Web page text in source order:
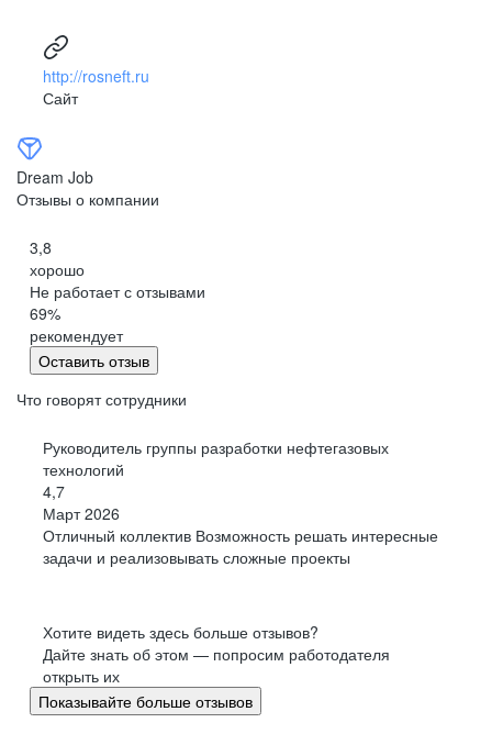
http://rosneft.ru
Сайт
Dream Job
Отзывы о компании
3,8
хорошо
Не работает с отзывами
69%
рекомендует
Оставить отзыв
Что говорят сотрудники
Руководитель группы разработки нефтегазовых
технологий
4,7
Март 2026
Отличный коллектив Возможность решать интересные
задачи и реализовывать сложные проекты
Хотите видеть здесь больше отзывов?
Дайте знать об этом — попросим работодателя
открыть их
Показывайте больше отзывов